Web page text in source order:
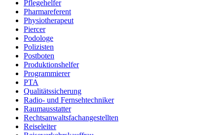
Pflegehelfer
Pharmareferent
Physiotherapeut
Piercer
Podologe
Polizisten
Postboten
Produktionshelfer
Programmierer
PTA
Qualitätssicherung
Radio- und Fernsehtechniker
Raumausstatter
Rechtsanwaltsfachangestellten
Reiseleiter